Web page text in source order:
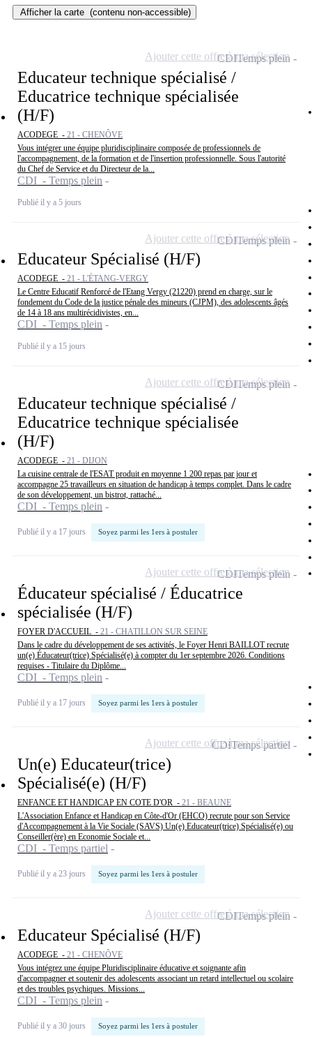
Afficher la carte (contenu non-accessible)
Educateur technique spécialisé /
Educatrice technique spécialisée
(H/F)
ACODEGE - 21 - CHENÔVE
Vous intégrer une équipe pluridisciplinaire composée de professionnels de
l'accompagnement, de la formation et de l'insertion professionnelle. Sous l'autorité
du Chef de Service et du Directeur de la...
CDI - Temps plein
Publié il y a 5 jours
CDITemps plein
Ajouter cette offre à ma sélection
Educateur Spécialisé (H/F)
ACODEGE - 21 - L'ÉTANG-VERGY
Le Centre Educatif Renforcé de l'Etang Vergy (21220) prend en charge, sur le
fondement du Code de la justice pénale des mineurs (CJPM), des adolescents âgés
de 14 à 18 ans multirécidivistes, en...
CDI - Temps plein
Publié il y a 15 jours
CDITemps plein
Ajouter cette offre à ma sélection
Educateur technique spécialisé /
Educatrice technique spécialisée
(H/F)
ACODEGE - 21 - DIJON
La cuisine centrale de l'ESAT produit en moyenne 1 200 repas par jour et
accompagne 25 travailleurs en situation de handicap à temps complet. Dans le cadre
de son développement, un bistrot, rattaché...
CDI - Temps plein
Publié il y a 17 jours Soyez parmi les 1ers à postuler
CDITemps plein
Ajouter cette offre à ma sélection
Éducateur spécialisé / Éducatrice
spécialisée (H/F)
FOYER D'ACCUEIL - 21 - CHATILLON SUR SEINE
Dans le cadre du développement de ses activités, le Foyer Henri BAILLOT recrute
un(e) Éducateur(trice) Spécialisé(e) à compter du 1er septembre 2026. Conditions
requises - Titulaire du Diplôme...
CDI - Temps plein
Publié il y a 17 jours Soyez parmi les 1ers à postuler
CDITemps plein
Ajouter cette offre à ma sélection
Un(e) Educateur(trice)
Spécialisé(e) (H/F)
ENFANCE ET HANDICAP EN COTE D'OR - 21 - BEAUNE
L'Association Enfance et Handicap en Côte-d'Or (EHCO) recrute pour son Service
d'Accompagnement à la Vie Sociale (SAVS) Un(e) Educateur(trice) Spécialisé(e) ou
Conseiller(ère) en Economie Sociale et...
CDI - Temps partiel
Publié il y a 23 jours Soyez parmi les 1ers à postuler
CDITemps partiel
Ajouter cette offre à ma sélection
Educateur Spécialisé (H/F)
ACODEGE - 21 - CHENÔVE
Vous intégrez une équipe Pluridisciplinaire éducative et soignante afin
d'accompagner et soutenir des adolescents associant un retard intellectuel ou scolaire
et des troubles psychiques. Missions...
CDI - Temps plein
Publié il y a 30 jours Soyez parmi les 1ers à postuler
CDITemps plein
Ajouter cette offre à ma sélection